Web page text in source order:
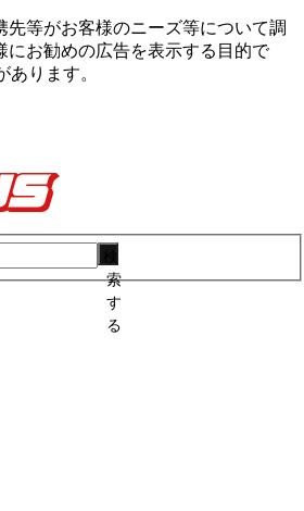
先等がお客様のニーズ等について調
にお勧めの広告を表⽰する⽬的で
あります。
索
す
る